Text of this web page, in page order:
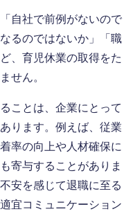
自社で前例がないので
るのではないか」「職
、育児休業の取得をた
せん。
ことは、企業にとって
ります。例えば、従業
率の向上や人材確保に
寄与することがありま
安を感じて退職に至る
宜コミュニケーション